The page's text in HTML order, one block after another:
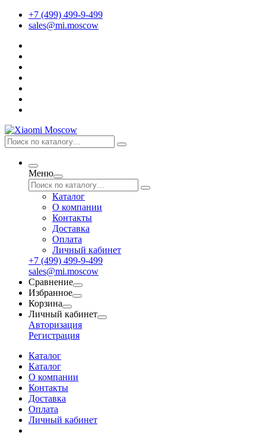
+7 (499) 499-9-499
sales@mi.moscow
Меню
Каталог
О компании
Контакты
Доставка
Оплата
Личный кабинет
+7 (499) 499-9-499
sales@mi.moscow
Сравнение
Избранное
Корзина
Личный кабинет
Авторизация
Регистрация
Каталог
Каталог
О компании
Контакты
Доставка
Оплата
Личный кабинет